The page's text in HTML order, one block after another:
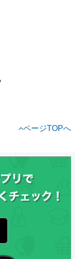
ページTOPへ